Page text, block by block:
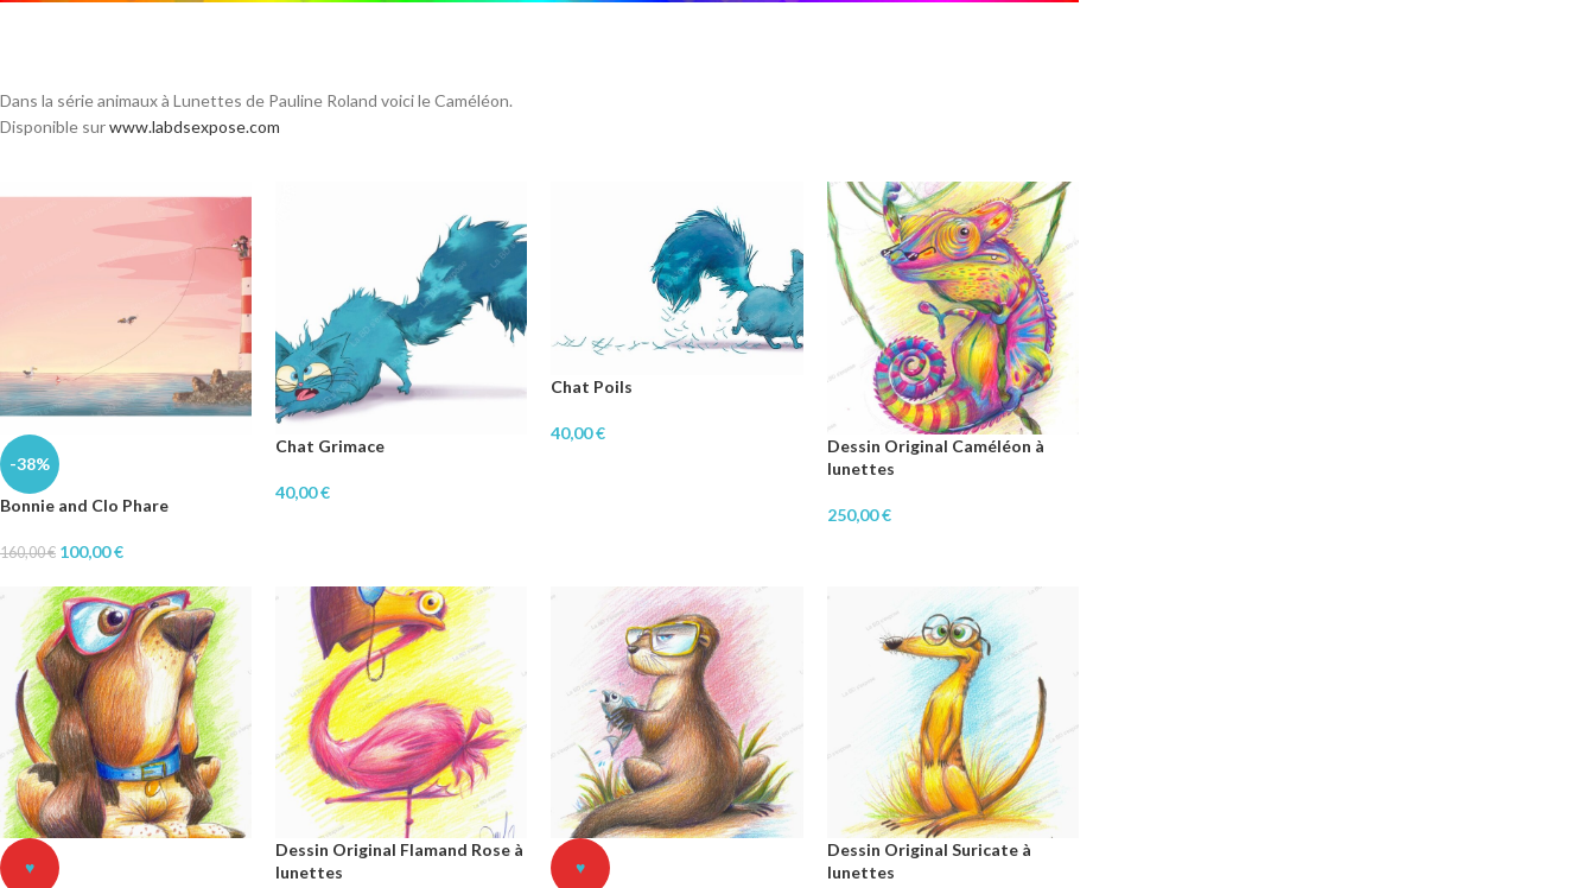
Dans la série animaux à Lunettes de Pauline Roland voici le Caméléon.
Disponible surwww.labdsexpose.com
-38%
Bonnie and Clo Phare
160,00€ 100,00€
Chat Grimace
40,00€
Chat Poils
40,00€
Dessin Original Caméléon à
lunettes
250,00€
♥
Dessin Original Flamand Rose à
lunettes
♥
Dessin Original Suricate à
lunettes